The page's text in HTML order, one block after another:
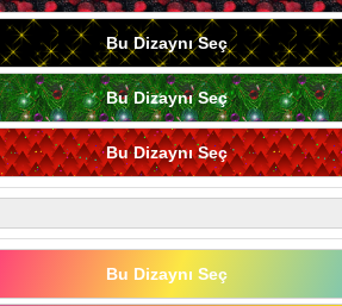
Bu Dizaynı Seç
Bu Dizaynı Seç
Bu Dizaynı Seç
Bu Dizaynı Seç